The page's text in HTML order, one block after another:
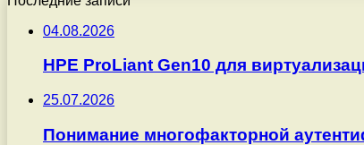
04.08.2026
HPE ProLiant Gen10 для
25.07.2026
Понимание многофакторной